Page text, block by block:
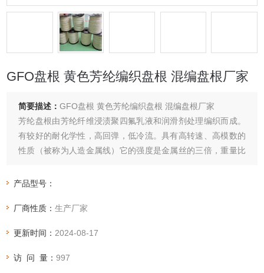
GFO盘根 黄色芳纶编织盘根 混编盘根厂家
简要描述：GFO盘根 黄色芳纶编织盘根 混编盘根厂家
芳纶盘根由芳纶纤维浸渍聚四氟乳液和润滑剂处理编织而成。
有较好的耐化学性，高回弹，低冷流。具有高转速、高模数的
性质（被称为人造金属线）它的强度是金属丝的三倍，重量比
结晶介质和更高的温度既可单独使用也可与其它盘根组合。在
产品型号：
厂商性质：生产厂家
更新时间： 2024-08-17
访 问 量：997